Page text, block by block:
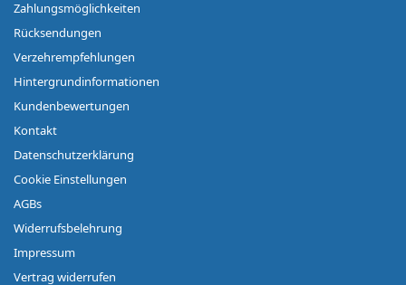
Zahlungsmöglichkeiten
Rücksendungen
Verzehrempfehlungen
Hintergrundinformationen
Kundenbewertungen
Kontakt
Datenschutzerklärung
Cookie Einstellungen
AGBs
Widerrufsbelehrung
Impressum
Vertrag widerrufen